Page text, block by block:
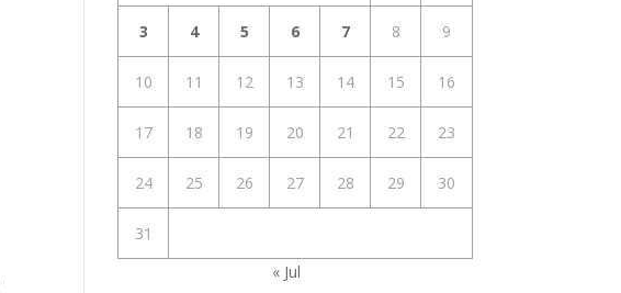
3 4 5 6 7 8 9
10 11 12 13 14 15 16
17 18 19 20 21 22 23
24 25 26 27 28 29 30
31
« Jul